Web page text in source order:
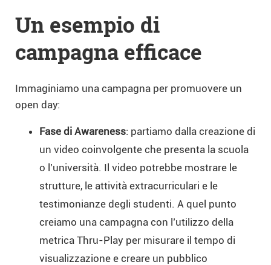
Un esempio di
campagna efficace
Immaginiamo una campagna per promuovere un
open day:
Fase di Awareness: partiamo dalla creazione di
un video coinvolgente che presenta la scuola
o l’università. Il video potrebbe mostrare le
strutture, le attività extracurriculari e le
testimonianze degli studenti. A quel punto
creiamo una campagna con l’utilizzo della
metrica Thru-Play per misurare il tempo di
visualizzazione e creare un pubblico